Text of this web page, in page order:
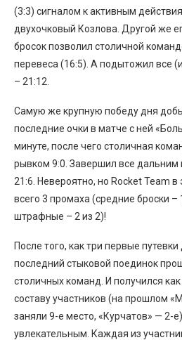
(3:3) сигналом к активным
двухочковый Козлова. Другой же
бросок позволил столичной
перевеса (16:5). А подытожил все
– 21:12.
Самую же крупную победу дня
последние очки в матче с ней
минуте, после чего столичная
рывком 9:0. Завершил все
21:6. Невероятно, но Rocket Team в
всего 3 промаха (средние броски –
штрафные – 2 из 2)!
После того, как три первые
последний стыковой поединок
столичных команд. И получился
составу участников (на прошлом
заняли 9-е место, «Курчатов» — 2-
увлекательным. Каждая из